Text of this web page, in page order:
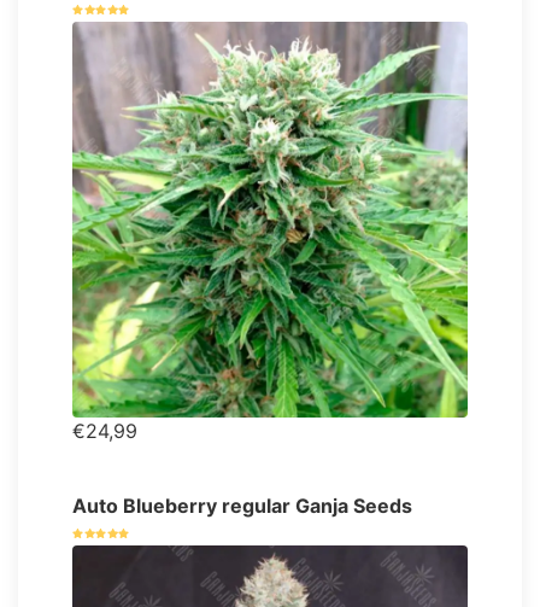
€24,99
Auto Blueberry regular Ganja Seeds